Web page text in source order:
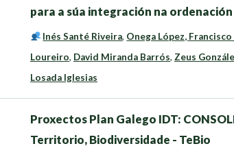
para a súa integración na
Inés Santé Riveira, Onega López, Francisco
Loureiro, David Miranda Barrós, Zeus
Losada Iglesias
Proxectos Plan Galego IDT:
Territorio, Biodiversidade - TeBio